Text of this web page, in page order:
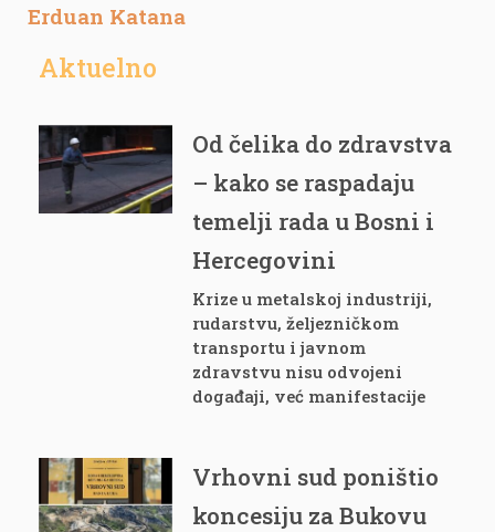
Erduan Katana
Aktuelno
Od čelika do zdravstva
– kako se raspadaju
temelji rada u Bosni i
Hercegovini
Krize u metalskoj industriji,
rudarstvu, željezničkom
transportu i javnom
zdravstvu nisu odvojeni
događaji, već manifestacije
Vrhovni sud poništio
koncesiju za Bukovu